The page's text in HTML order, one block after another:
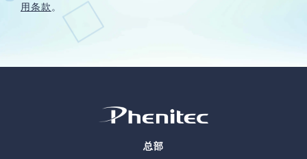
用条款 。
总部